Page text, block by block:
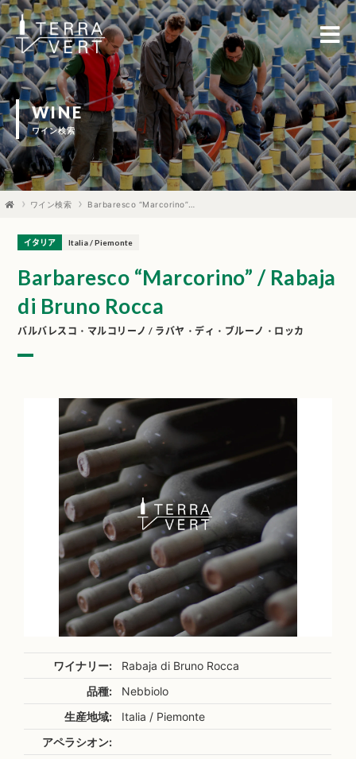
WINE
ワイン検索
ワイン検索
Barbaresco “Marcorino” / Rabaja
di Bruno Rocca
バルバレスコ・マルコリーノ / ラバヤ・ディ・ブルーノ・ロッカ
イタリア Italia / Piemonte
ワイナリー:
Rabaja di Bruno Rocca
品種:
Nebbiolo
生産地域:
Italia / Piemonte
アペラシオン: